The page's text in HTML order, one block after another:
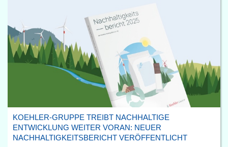
KOEHLER-GRUPPE TREIBT NACHHALTIGE
ENTWICKLUNG WEITER VORAN: NEUER
NACHHALTIGKEITSBERICHT VERÖFFENTLICHT